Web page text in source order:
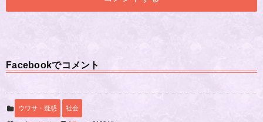
Facebookでコメント
ウワサ・疑惑 社会